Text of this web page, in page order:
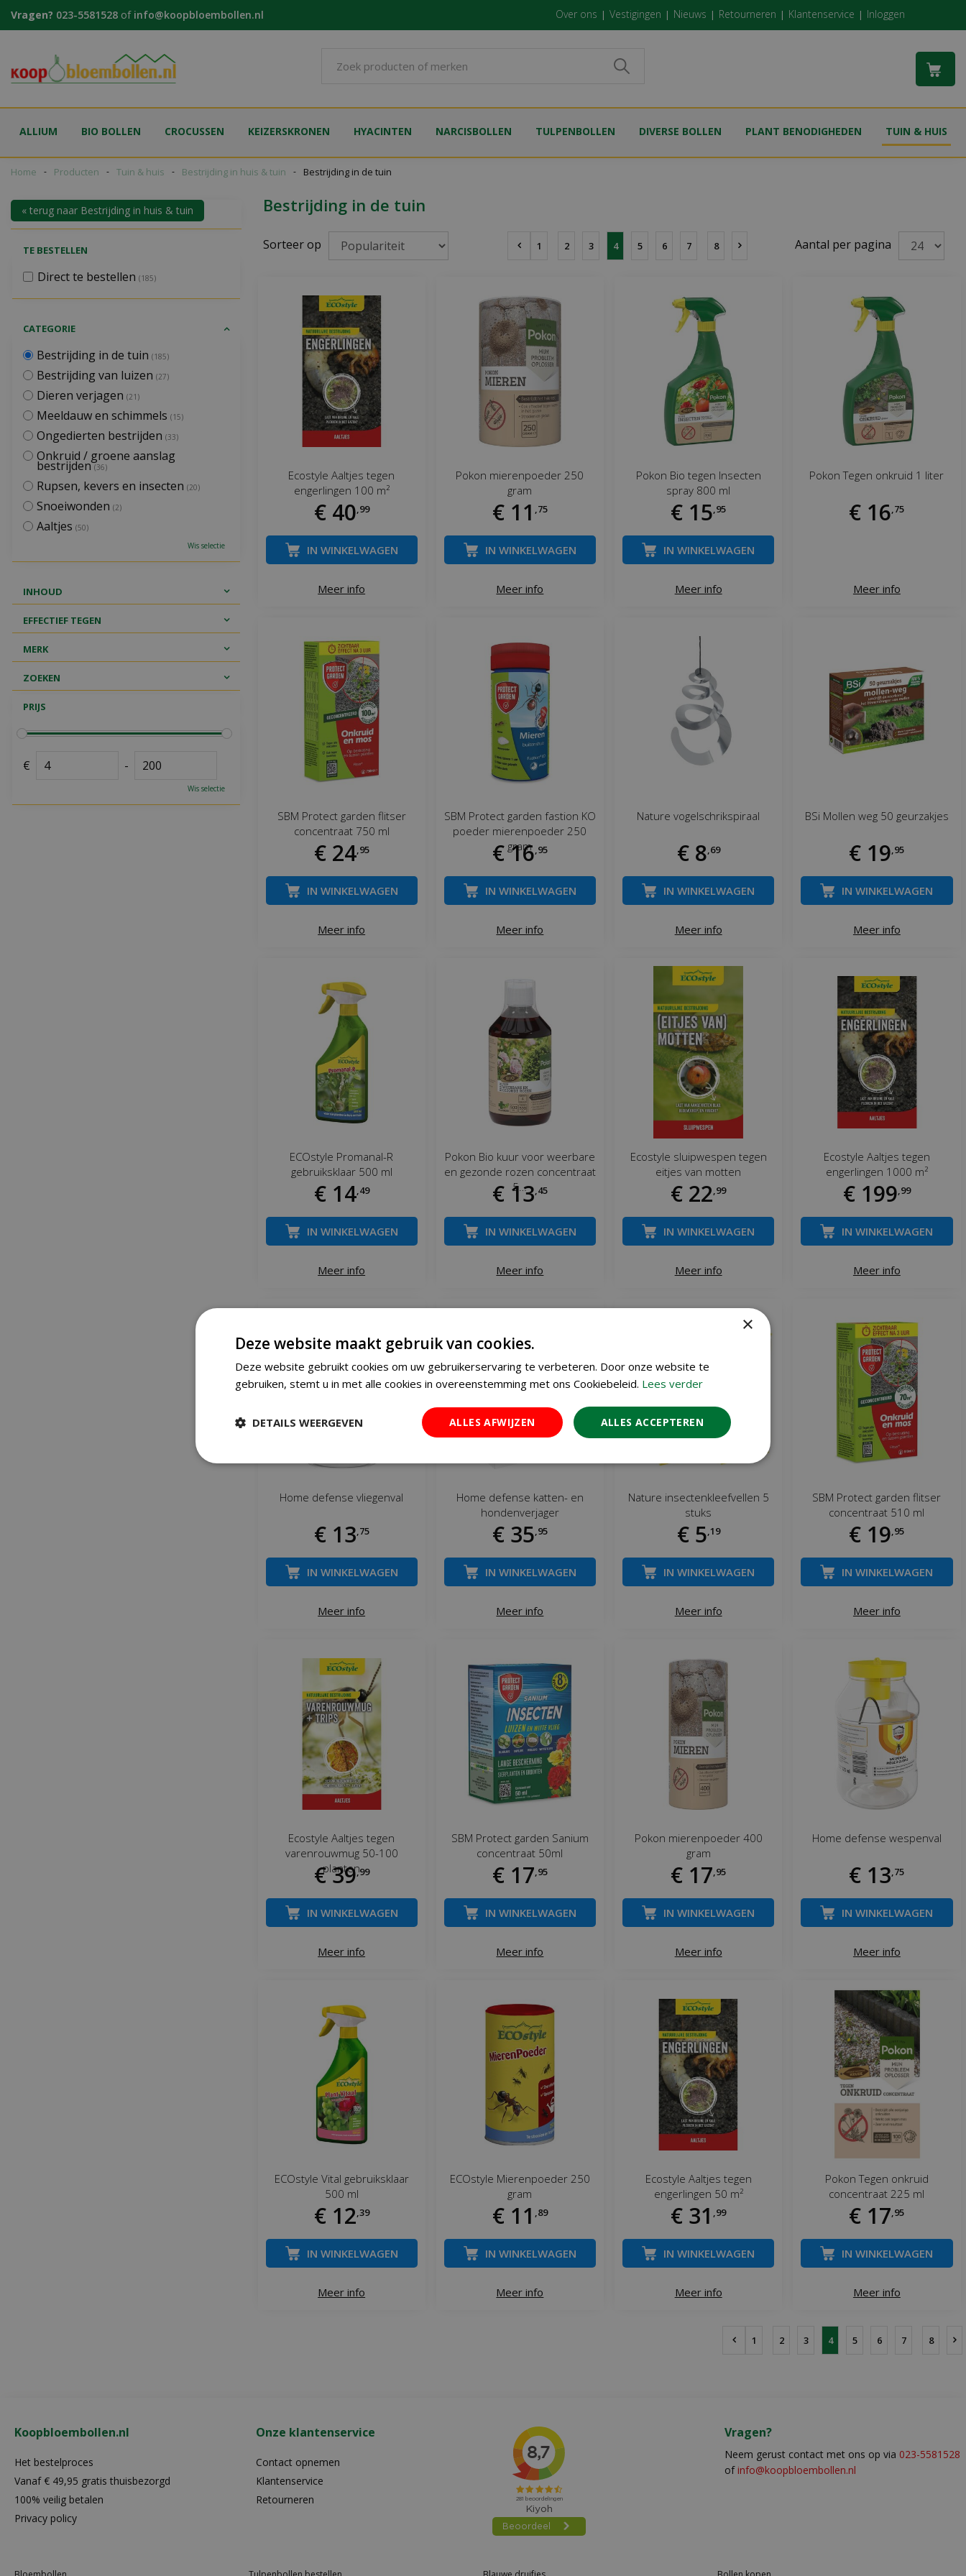
naar
Home Producten Tuin & huis Bestrijding in huis & tuin Bestrijding in de tuin
Vragen? 023-5581528 of info@koopbloembollen.nl Over ons Vestigingen Nieuws Retourneren Klantenservice Inloggen
ALLIUM BIO BOLLEN CROCUSSEN KEIZERSKRONEN HYACINTEN NARCISBOLLEN TULPENBOLLEN DIVERSE BOLLEN PLANT BENODIGHEDEN TUIN & HUIS
Bestrijding in de tuin
Aantal per pagina
Sorteer op 1 2 3 4 5 6 7 8
Ecostyle Aaltjes tegen
engerlingen 100 m²
€ 40 99
Meer info
IN WINKELWAGEN
Pokon mierenpoeder 250
gram
€ 11 75
Meer info
IN WINKELWAGEN
Pokon Bio tegen Insecten
spray 800 ml
€ 15 95
Meer info
IN WINKELWAGEN
Pokon Tegen onkruid 1 liter
€ 16 75
Meer info
SBM Protect garden flitser
concentraat 750 ml
€ 24 95
Meer info
IN WINKELWAGEN
SBM Protect garden fastion KO
poeder mierenpoeder 250
gram
€16 95
Meer info
IN WINKELWAGEN
Nature vogelschrikspiraal
€ 8 69
Meer info
IN WINKELWAGEN
BSi Mollen weg 50 geurzakjes
€ 19 95
Meer info
IN WINKELWAGEN
ECOstyle Promanal-R
gebruiksklaar 500 ml
€ 14 49
Meer info
IN WINKELWAGEN
Pokon Bio kuur voor weerbare
en gezonde rozen concentraat
5…
€ 13 45
Meer info
IN WINKELWAGEN
Ecostyle sluipwespen tegen
eitjes van motten
€ 22 99
Meer info
IN WINKELWAGEN
Ecostyle Aaltjes tegen
engerlingen 1000 m²
€ 199 99
Meer info
IN WINKELWAGEN
Home defense vliegenval
€ 13 75
Meer info
IN WINKELWAGEN
Home defense katten- en
hondenverjager
€ 35 95
Meer info
IN WINKELWAGEN
Nature insectenkleefvellen 5
stuks
€ 5 19
Meer info
IN WINKELWAGEN
SBM Protect garden flitser
concentraat 510 ml
€ 19 95
Meer info
IN WINKELWAGEN
Ecostyle Aaltjes tegen
varenrouwmug 50-100
planten
€ 39,99
Meer info
IN WINKELWAGEN
SBM Protect garden Sanium
concentraat 50ml
€ 17 95
Meer info
IN WINKELWAGEN
Pokon mierenpoeder 400
gram
€ 17 95
Meer info
IN WINKELWAGEN
Home defense wespenval
€ 13 75
Meer info
IN WINKELWAGEN
ECOstyle Vital gebruiksklaar
500 ml
€ 12 39
Meer info
IN WINKELWAGEN
ECOstyle Mierenpoeder 250
gram
€ 11 89
Meer info
IN WINKELWAGEN
Ecostyle Aaltjes tegen
engerlingen 50 m²
€ 31 99
Meer info
IN WINKELWAGEN
Pokon Tegen onkruid
concentraat 225 ml
€ 17 95
Meer info
IN WINKELWAGEN
1 2 3 4 5 6 7 8
« terug naar Bestrijding in huis & tuin
TE BESTELLEN
Direct te bestellen (185)
CATEGORIE
Bestrijding in de tuin (185)
Bestrijding van luizen (27)
Dieren verjagen (21)
Meeldauw en schimmels (15)
Ongedierten bestrijden (33)
Onkruid / groene aanslag
bestrijden (36)
Rupsen, kevers en insecten (20)
Snoeiwonden (2)
Aaltjes (50)
Wis selectie
INHOUD
EFFECTIEF TEGEN
MERK
ZOEKEN
PRIJS
€ -
Wis selectie
Koopbloembollen.nl
Het bestelproces
Vanaf € 49,95 gratis thuisbezorgd
100% veilig betalen
Privacy policy
Onze klantenservice
Contact opnemen
Klantenservice
Retourneren
Vragen?
Neem gerust contact met ons op via 023-5581528
of info@koopbloembollen.nl
×
Deze website maakt gebruik van cookies.
Deze website gebruikt cookies om uw gebruikerservaring te verbeteren. Door onze website te
gebruiken, stemt u in met alle cookies in overeenstemming met ons Cookiebeleid. Lees verder
ALLES ACCEPTEREN
ALLES AFWIJZEN
DETAILS WEERGEVEN